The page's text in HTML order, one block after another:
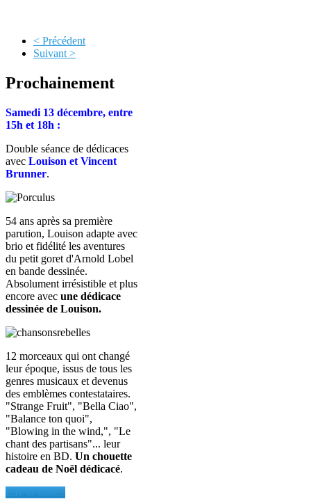
< Précédent
Suivant >
Prochainement
Samedi 13 décembre, entre
15h et 18h :
Double séance de dédicaces
avec Louison et Vincent
Brunner.
54 ans après sa première
parution, Louison adapte avec
brio et fidélité les aventures
du petit goret d'Arnold Lobel
en bande dessinée.
Absolument irrésistible et plus
encore avec une dédicace
dessinée de Louison.
12 morceaux qui ont changé
leur époque, issus de tous les
genres musicaux et devenus
des emblèmes contestataires.
"Strange Fruit", "Bella Ciao",
"Balance ton quoi",
"Blowing in the wind,", "Le
chant des partisans"... leur
histoire en BD. Un chouette
cadeau de Noël dédicacé.
Lire la suite...